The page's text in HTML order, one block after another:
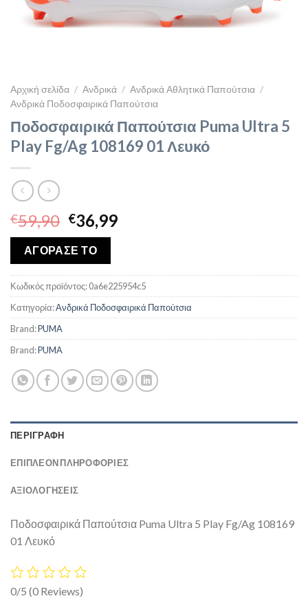
Αρχική σελίδα / Ανδρικά / Ανδρικά Αθλητικά Παπούτσια /
Ανδρικά Ποδοσφαιρικά Παπούτσια
Ποδοσφαιρικά Παπούτσια Puma Ultra 5
Play Fg/Ag 108169 01 Λευκό
€59,90 Original
price
was:
€59,90.
€36,99Η
€36,99.
ΑΓΟΡΑΣΕ ΤΟ
Κωδικός προϊόντος:0a6e225954c5
Κατηγορία:Ανδρικά Ποδοσφαιρικά Παπούτσια
Brand:PUMA
Brand:PUMA
ΠΕΡΙΓΡΑΦΉ
ΕΠΙΠΛΈΟΝ ΠΛΗΡΟΦΟΡΊΕΣ
ΑΞΙΟΛΟΓΗΣΕΙΣ
Ποδοσφαιρικά Παπούτσια Puma Ultra 5 Play Fg/Ag 108169
01 Λευκό
0/5 (0 Reviews)